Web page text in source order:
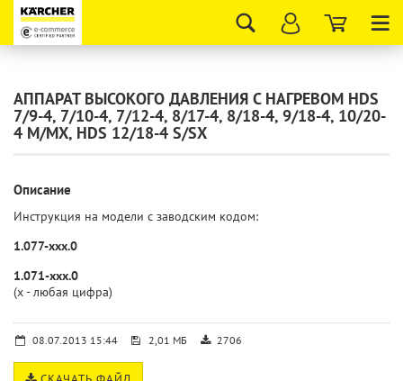
АППАРАТ ВЫСОКОГО ДАВЛЕНИЯ С НАГРЕВОМ HDS
7/9-4, 7/10-4, 7/12-4, 8/17-4, 8/18-4, 9/18-4, 10/20-
4 M/MX, HDS 12/18-4 S/SX
Описание
Инструкция на модели с заводским кодом:
1.077-xxx.0
1.071-xхх.0
(x - любая цифра)
08.07.2013 15:44 2,01 МБ 2706